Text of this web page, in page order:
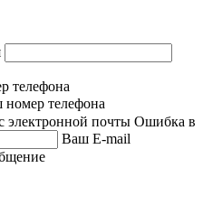
телефона
телефона
электронной почты Ошибка в
Ваш E-mail